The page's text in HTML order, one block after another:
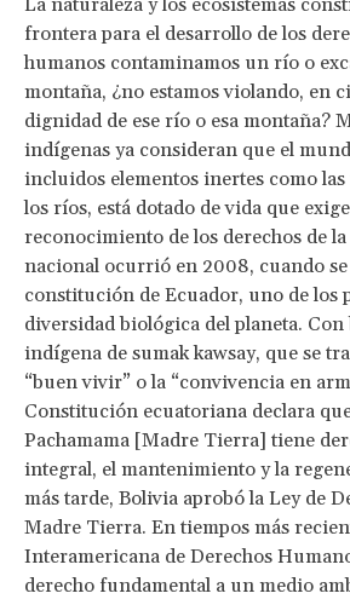
frontera para el desarrollo de los
humanos contaminamos un río o
montaña, ¿no estamos violando, en
dignidad de ese río o esa montaña?
indígenas ya consideran que el
incluidos elementos inertes como las
los ríos, está dotado de vida que
reconocimiento de los derechos de
nacional ocurrió en 2008, cuando
constitución de Ecuador, uno de los
diversidad biológica del planeta. Con
indígena de sumak kawsay, que se
“buen vivir” o la “convivencia en
Constitución ecuatoriana declara
Pachamama [Madre Tierra] tiene
integral, el mantenimiento y la
más tarde, Bolivia aprobó la Ley de
Madre Tierra. En tiempos más
Interamericana de Derechos
derecho fundamental a un medio